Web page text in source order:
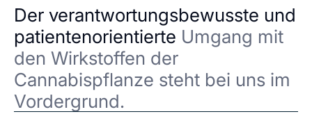
Der verantwortungsbewusste und
patientenorientierte Umgang mit
den Wirkstoffen der
Cannabispflanze steht bei uns im
Vordergrund.